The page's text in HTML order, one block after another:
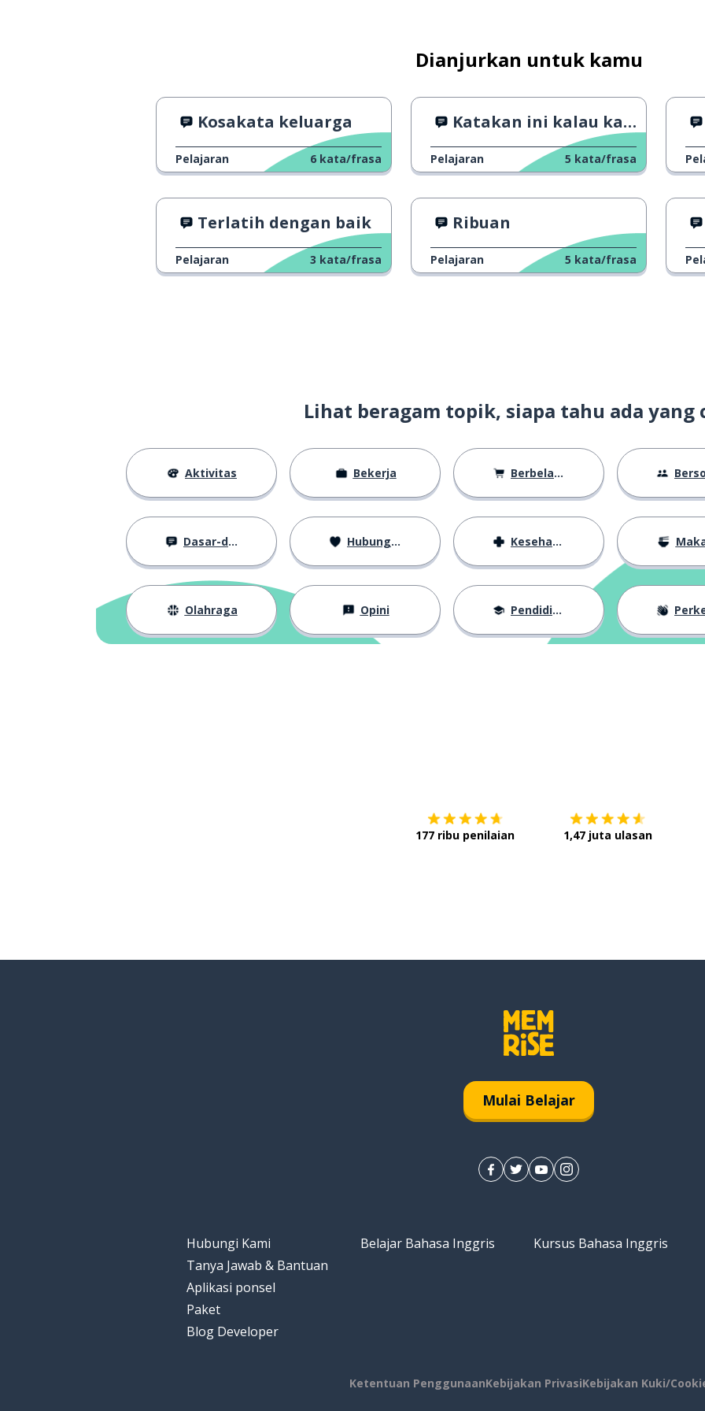
Dianjurkan untuk kamu
Kosakata keluarga
Pelajaran 6 kata/frasa
Katakan ini kalau kamu tidak percaya
Pelajaran 5 kata/frasa
Terlatih dengan baik
Pelajaran 3 kata/frasa
Ribuan
Pelajaran 5 kata/frasa
Lihat beragam topik, siapa tahu ada yang
Aktivitas Bekerja Berbelanja
Dasar-dasar Hubungan Kesehatan
Olahraga Opini Pendidikan
177 ribu penilaian 1,47 juta ulasan
Mulai Belajar
Hubungi Kami
Tanya Jawab & Bantuan
Aplikasi ponsel
Paket
Blog Developer
Belajar Bahasa Inggris Kursus Bahasa Inggris
Ketentuan PenggunaanKebijakan PrivasiKebijakan Kuki/